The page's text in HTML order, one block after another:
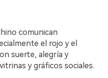
comunican
el rojo y el
suerte, alegría y
y gráficos sociales.